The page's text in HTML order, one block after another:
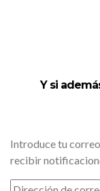
Y si
Introduce tu
recibir
DIRECCIÓN